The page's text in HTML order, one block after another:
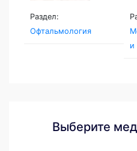
Раздел:
Офтальмология
и
Выберите